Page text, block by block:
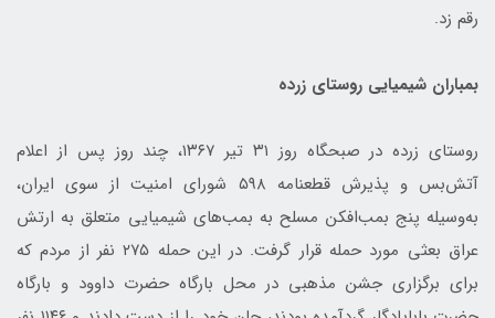
رقم زد.
بمباران شیمیایی روستای زرده
روستای زرده در صبحگاه روز ۳۱ تیر ۱۳۶۷، چند روز پس از اعلام
آتش‌بس و پذیرش قطعنامه ۵۹۸ شورای امنیت از سوی ایران،
به‌وسیله پنج بمب‌افکن مسلح به بمب‌های شیمیایی متعلق به ارتش
عراق بعثی مورد حمله قرار گرفت. در این حمله ۲۷۵ نفر از مردم که
برای برگزاری جشن مذهبی در محل بارگاه حضرت داوود و بارگاه